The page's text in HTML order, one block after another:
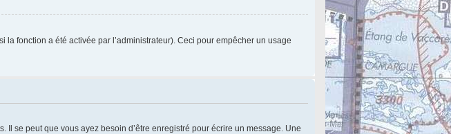
fonction a été activée par l’administrateur). Ceci pour empêcher un usage
se peut que vous ayez besoin d’être enregistré pour écrire un message. Une